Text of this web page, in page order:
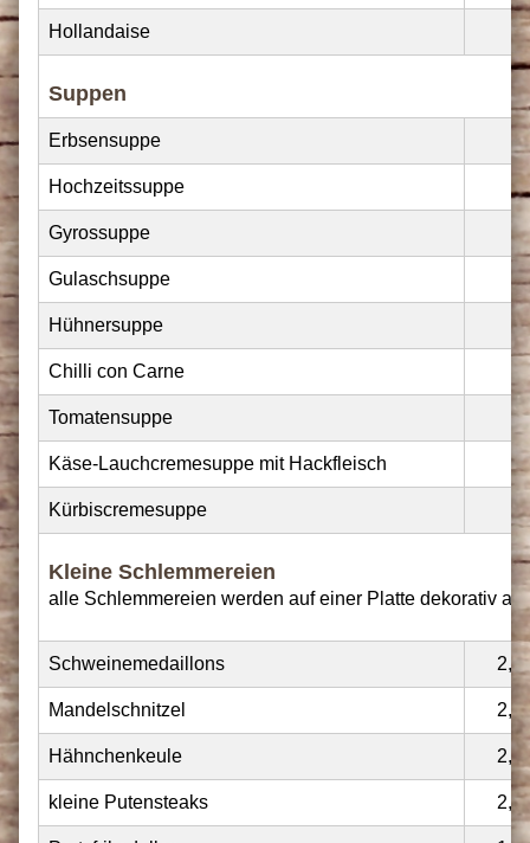
Hollandaise
Suppen
Erbsensuppe
Hochzeitssuppe
Gyrossuppe
Gulaschsuppe
Hühnersuppe
Chilli con Carne
Tomatensuppe
Käse-Lauchcremesuppe mit Hackfleisch
Kürbiscremesuppe
Kleine Schlemmereien
alle Schlemmereien werden auf einer Platte dekorativ
Schweinemedaillons
Mandelschnitzel
Hähnchenkeule
kleine Putensteaks